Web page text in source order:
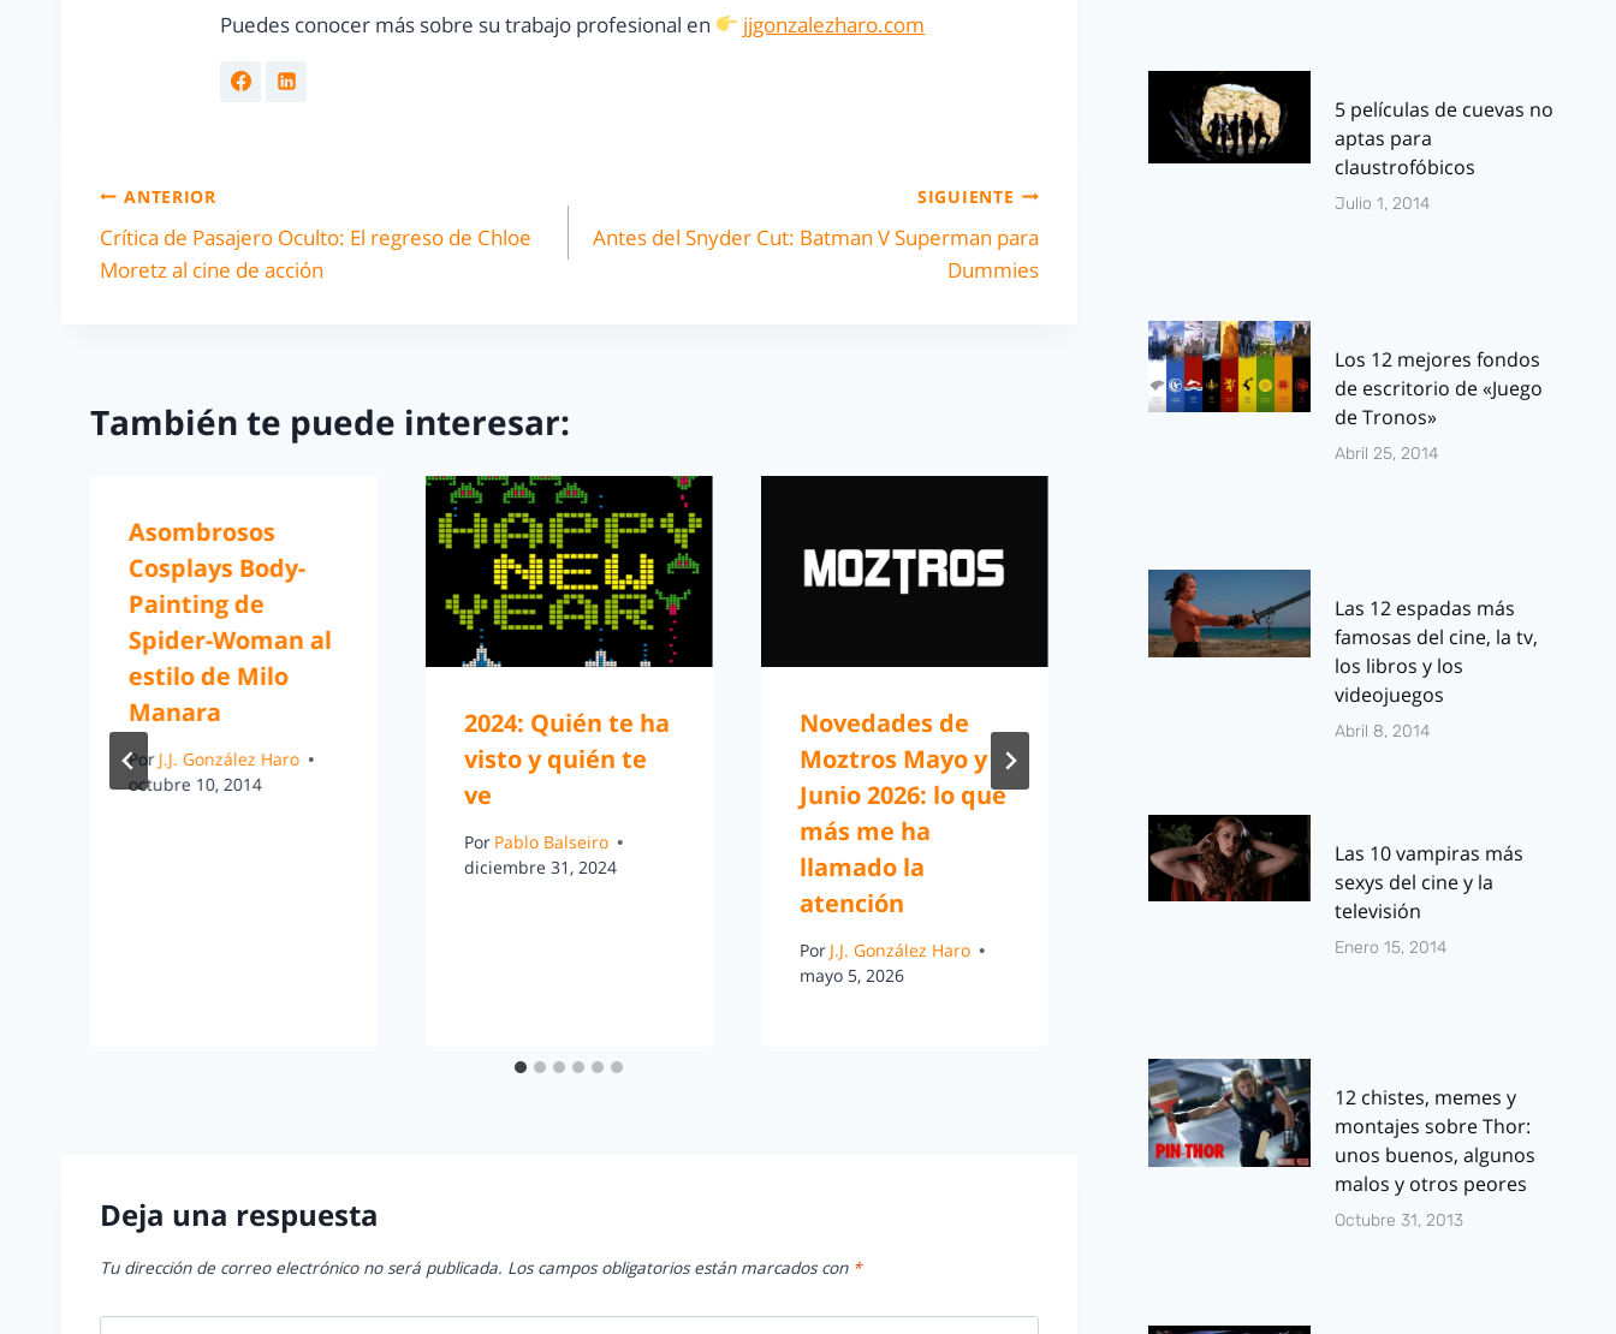
Puedes conocer más sobre su trabajo profesional en
jjgonzalezharo.com
ANTERIOR
Crítica de Pasajero Oculto: El regreso de Chloe
Moretz al cine de acción
SIGUIENTE
Antes del Snyder Cut: Batman V Superman para
Dummies
También te puede interesar:
Asombrosos
Cosplays Body-
Painting de
Spider-Woman al
estilo de Milo
Manara
PorJ.J. González Haro
octubre 10, 2014
2024: Quién te ha
visto y quién te
ve
Por Pablo Balseiro
diciembre 31, 2024
Novedades de
Moztros Mayo y
Junio 2026: lo que
más me ha
llamado la
atención
Por J.J. González Haro
mayo 5, 2026
Evento de
Carmona en
Viñetas
su público
Deja una respuesta
Tu dirección de correo electrónico no será publicada. Los campos obligatorios están marcados con *
5 películas de cuevas no
aptas para
claustrofóbicos
Julio 1, 2014
Los 12 mejores fondos
de escritorio de «Juego
de Tronos»
Abril 25, 2014
Las 12 espadas más
famosas del cine, la tv,
los libros y los
videojuegos
Abril 8, 2014
Las 10 vampiras más
sexys del cine y la
televisión
Enero 15, 2014
12 chistes, memes y
montajes sobre Thor:
unos buenos, algunos
malos y otros peores
Octubre 31, 2013